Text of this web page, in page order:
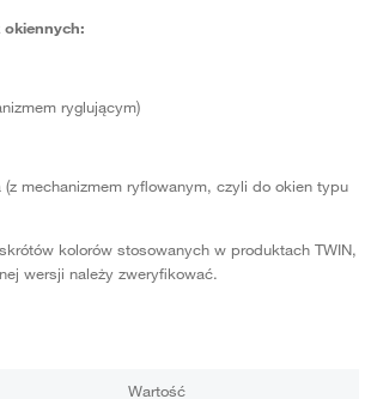
okiennych:
ryglującym)
mechanizmem ryflowanym, czyli do okien typu
kolorów stosowanych w produktach TWIN,
wersji należy zweryfikować.
Wartość